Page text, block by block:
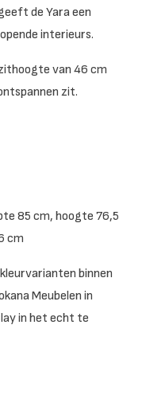
de Yara een
interieurs.
van 46 cm
zit.
85 cm, hoogte 76,5
cm
binnen
Meubelen in
in het echt te